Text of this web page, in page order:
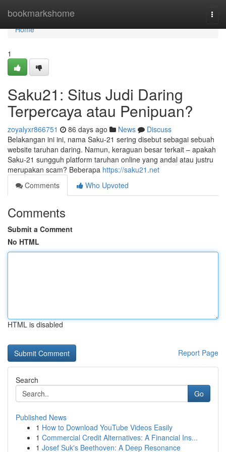
bookmarkshome
Home
Home
1
Saku21: Situs Judi Daring
Terpercaya atau Penipuan?
zoyalyxr866751 86 days ago News
Discuss
Belakangan ini ini, nama Saku-21 sering disebut sebagai sebuah
website taruhan daring. Namun, keraguan besar terkait – apakah
Saku-21 sungguh platform taruhan online yang andal atau justru
merupakan scam? Beberapa https://saku21.net
Comments
Who Upvoted
Comments
Submit a Comment
No HTML
HTML is disabled
Report Page
Search
Go
Published News
1 How to Download YouTube Videos Easily
1 Commercial Credit Alternatives: A Financial Ins...
1 Josef Suk's Beethoven: A Deep Resonance